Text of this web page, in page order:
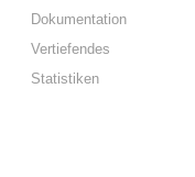
Dokumentation
Vertiefendes
Statistiken